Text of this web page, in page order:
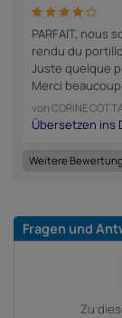
PARFAIT, nous
rendu du
Juste quelque
Merci beaucoup
von CORINE
Weitere
Fragen und
Zu